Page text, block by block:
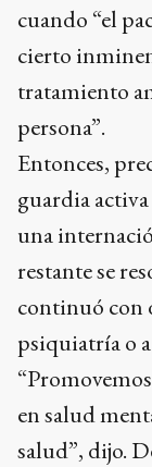
cuando “el
cierto
tratamiento
persona”.
Entonces,
guardia
una
restante se
continuó con
psiquiatría o
en salud
salud”, dijo.